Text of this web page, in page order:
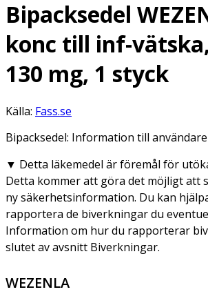
Bipacksedel
konc till inf-
130 mg, 1 styck
Källa: Fass.se
Bipacksedel: Information till
▼ Detta läkemedel är föremål för
Detta kommer att göra det möjligt att
ny säkerhetsinformation. Du kan
rapportera de biverkningar du
Information om hur du rapporterar
slutet av avsnitt Biverkningar.
WEZENLA